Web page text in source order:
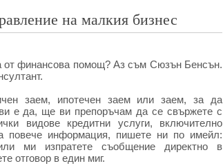
на малкия бизнес
от финансова помощ? Аз съм Сюзън Бенсън.
заем, ипотечен заем или заем, за да
е да, ще ви препоръчам да се свържете с
видове кредитни услуги, включително
повече информация, пишете ни по имейл:
или ми изпратете съобщение директно в
отговор в един миг.